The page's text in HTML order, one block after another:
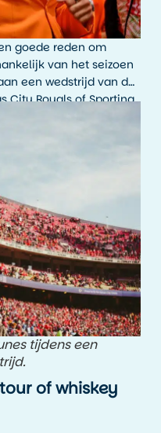
goede reden om
van het seizoen
een wedstrijd van de
City Royals of Sporting
een wedstrijddag, met
is typisch Amerikaans.
tijdens een
of whiskey